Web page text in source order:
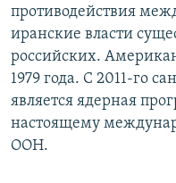
противодействия
иранские власти
российских.
1979 года. C 2011-го
является ядерная
настоящему
ООН.